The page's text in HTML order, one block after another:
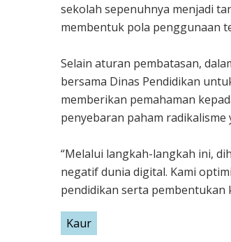
sekolah sepenuhnya menjadi
membentuk pola penggunaan
Selain aturan pembatasan,
bersama Dinas Pendidikan
memberikan pemahaman
penyebaran paham radikalisme
“Melalui langkah-langkah ini,
negatif dunia digital. Kami
pendidikan serta pembentukan
Kaur